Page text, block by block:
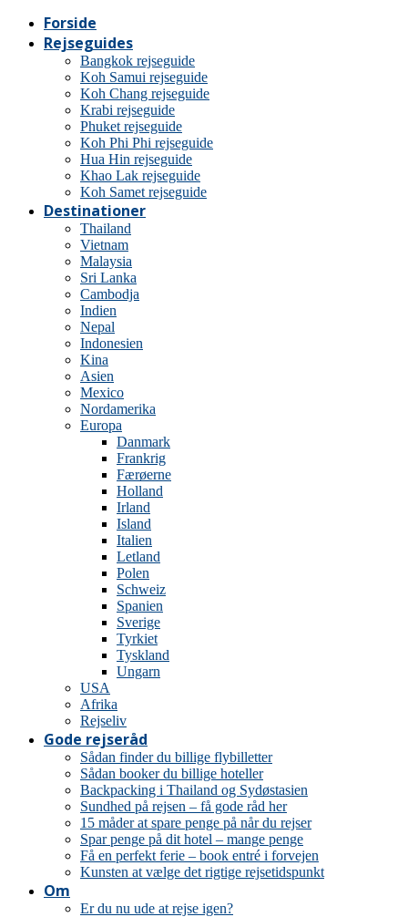
Forside
Rejseguides
Bangkok rejseguide
Koh Samui rejseguide
Koh Chang rejseguide
Krabi rejseguide
Phuket rejseguide
Koh Phi Phi rejseguide
Hua Hin rejseguide
Khao Lak rejseguide
Koh Samet rejseguide
Destinationer
Thailand
Vietnam
Malaysia
Sri Lanka
Cambodja
Indien
Nepal
Indonesien
Kina
Asien
Mexico
Nordamerika
Europa
Danmark
Frankrig
Færøerne
Holland
Irland
Island
Italien
Letland
Polen
Schweiz
Spanien
Sverige
Tyrkiet
Tyskland
Ungarn
USA
Afrika
Rejseliv
Gode rejseråd
Sådan finder du billige flybilletter
Sådan booker du billige hoteller
Backpacking i Thailand og Sydøstasien
Sundhed på rejsen – få gode råd her
15 måder at spare penge på når du rejser
Spar penge på dit hotel – mange penge
Få en perfekt ferie – book entré i forvejen
Kunsten at vælge det rigtige rejsetidspunkt
Om
Er du nu ude at rejse igen?